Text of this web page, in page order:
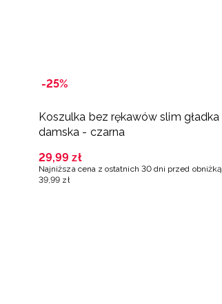
-25%
Koszulka bez rękawów slim gładka
damska - czarna
29,99 zł
Najniższa cena z ostatnich 30 dni przed obniżką
39 ,99 zł